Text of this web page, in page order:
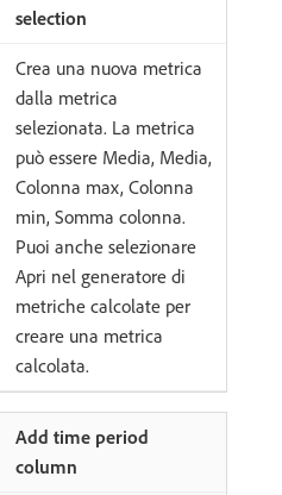
selection
Crea una nuova metrica
dalla metrica
selezionata. La metrica
può essere Media, Media,
Colonna max, Colonna
min, Somma colonna.
Puoi anche selezionare
Apri nel generatore di
metriche calcolate per
creare una metrica
calcolata.
Add time period
column